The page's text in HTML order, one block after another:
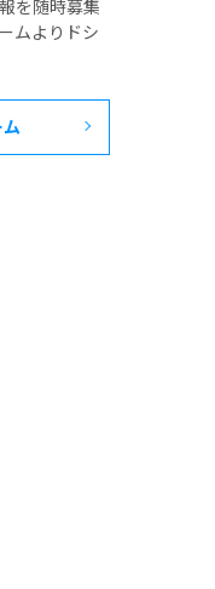
を随時募集
ムよりドシ